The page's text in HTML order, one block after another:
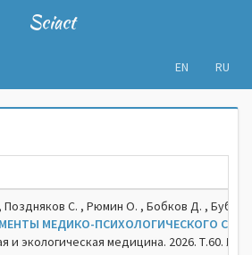
Sciact
EN RU
Поздняков С. , Рюмин О. , Бобков Д. ,
МЕДИКО-ПСИХОЛОГИЧЕСКОГО
и экологическая медицина. 2026. Т.60. №1.